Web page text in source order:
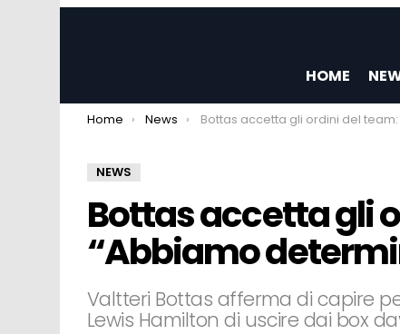
HOME
You are here:
Home News Bottas accetta gli ordini del team: “Abbiamo determinate
NEWS
Bottas accetta gli
“Abbiamo
Valtteri Bottas afferma di capire
Lewis Hamilton di uscire dai box